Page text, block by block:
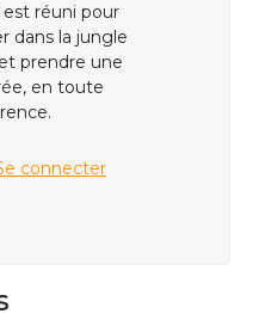
est réuni pour
dans la jungle
prendre une
en toute
connecter